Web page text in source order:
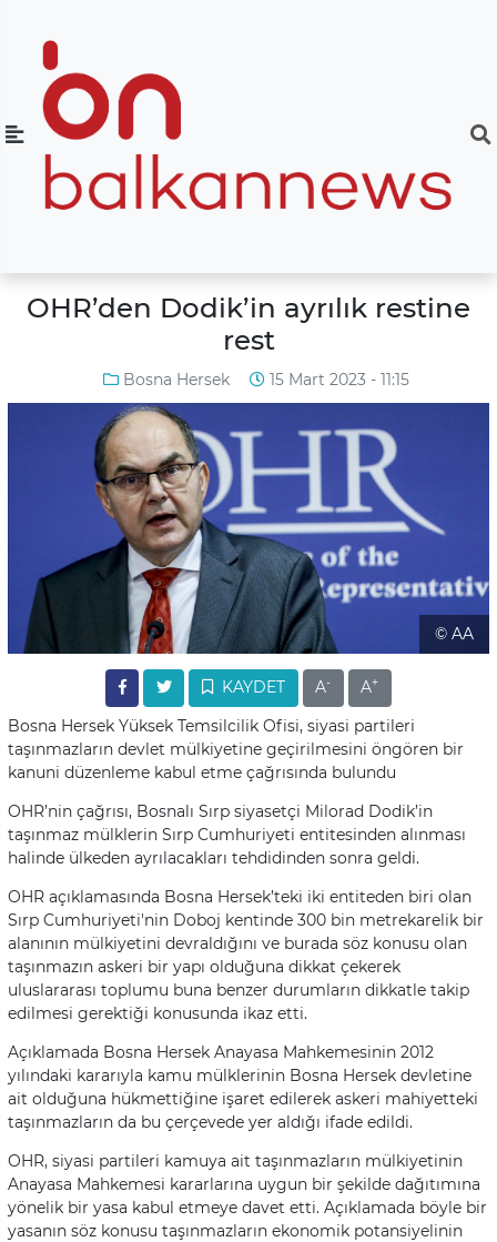
OHR’den Dodik’in ayrılık restine
rest
Bosna Hersek 15 Mart 2023 - 11:15
© AA
KAYDET A- A+
Bosna Hersek Yüksek Temsilcilik Ofisi, siyasi partileri
taşınmazların devlet mülkiyetine geçirilmesini öngören bir
kanuni düzenleme kabul etme çağrısında bulundu
OHR’nin çağrısı, Bosnalı Sırp siyasetçi Milorad Dodik’in
taşınmaz mülklerin Sırp Cumhuriyeti entitesinden alınması
halinde ülkeden ayrılacakları tehdidinden sonra geldi.
OHR açıklamasında Bosna Hersek’teki iki entiteden biri olan
Sırp Cumhuriyeti'nin Doboj kentinde 300 bin metrekarelik bir
alanının mülkiyetini devraldığını ve burada söz konusu olan
taşınmazın askeri bir yapı olduğuna dikkat çekerek
uluslararası toplumu buna benzer durumların dikkatle takip
edilmesi gerektiği konusunda ikaz etti.
Açıklamada Bosna Hersek Anayasa Mahkemesinin 2012
yılındaki kararıyla kamu mülklerinin Bosna Hersek devletine
ait olduğuna hükmettiğine işaret edilerek askeri mahiyetteki
taşınmazların da bu çerçevede yer aldığı ifade edildi.
OHR, siyasi partileri kamuya ait taşınmazların mülkiyetinin
Anayasa Mahkemesi kararlarına uygun bir şekilde dağıtımına
yönelik bir yasa kabul etmeye davet etti. Açıklamada böyle bir
yasanın söz konusu taşınmazların ekonomik potansiyelinin